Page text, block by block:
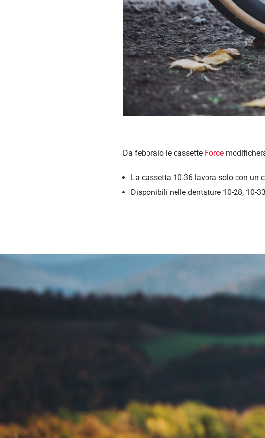
Da febbraio le cassette Force
La cassetta 10-36 lavora solo con un
Disponibili nelle dentature 10-28, 10-